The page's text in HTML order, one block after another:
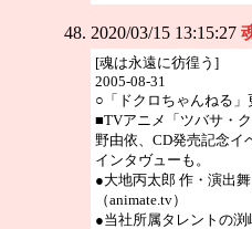
2020/03/15 13:15:27
[魂は永遠に彷徨う]
2005-08-31
○「ドクロちゃんねる」
■TVアニメ「ツバサ・
野由依、CD発売記念イ
インタヴューも。
●大地丙太郎 作・演出
（animate.tv）
●当社所属タレントの